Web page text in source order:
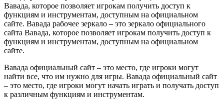
Вавада, которое позволяет игрокам получить доступ к
функциям и инструментам, доступным на официальном
сайте. Вавада рабочее зеркало – это зеркало официального
сайта Вавада, которое позволяет игрокам получить доступ к
функциям и инструментам, доступным на официальном
сайте.
Вавада официальный сайт – это место, где игроки могут
найти все, что им нужно для игры. Вавада официальный сайт
– это место, где игроки могут начать играть и получать доступ
к различным функциям и инструментам.